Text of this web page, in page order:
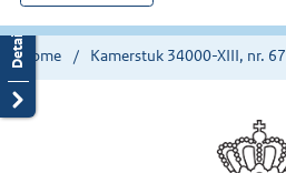
hier:
Home Kamerstuk 34000-XIII, nr. 67